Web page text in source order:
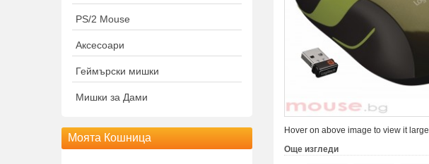
Hover on above image to view it large
Още изгледи
PS/2 Mouse
Аксесоари
Геймърски мишки
Мишки за Дами
Моята Кошница